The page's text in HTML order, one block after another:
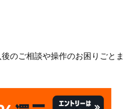
のご相談や操作のお困りごと